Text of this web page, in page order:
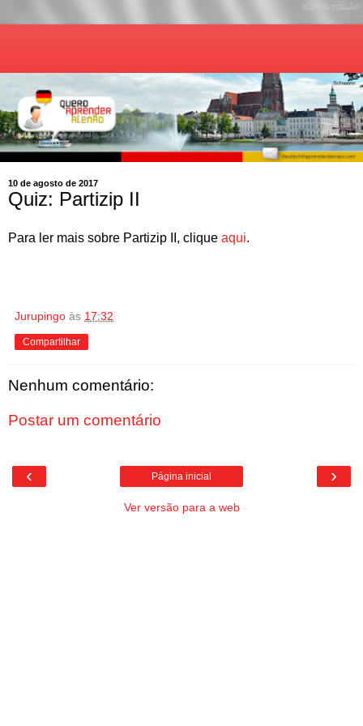
10 de agosto de 2017
Quiz: Partizip II
Para ler mais sobre Partizip II, clique aqui.
Jurupingo às 17:32
Compartilhar
Nenhum comentário:
Postar um comentário
‹ ›
Página inicial
Ver versão para a web